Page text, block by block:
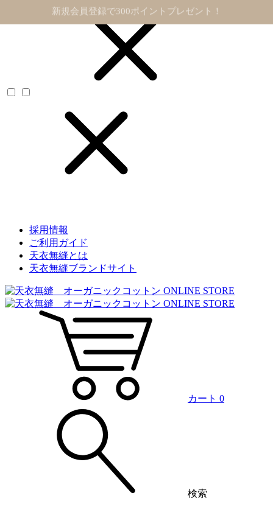
11,000円以上で送料無料
採用情報
ご利用ガイド
天衣無縫とは
天衣無縫ブランドサイト
カート 0
検索